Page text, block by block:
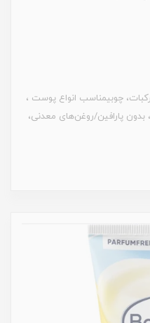
چوبیمناسب انواع پوست ،
بدون پارافین/روغن‌های معدنی،